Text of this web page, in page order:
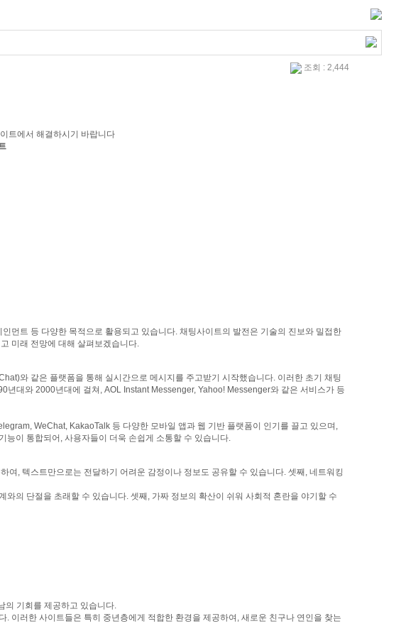
조회 : 2,444
트에서 해결하시기 바랍니다
먼트 등 다양한 목적으로 활용되고 있습니다. 채팅사이트의 발전은 기술의 진보와 밀접한
미래 전망에 대해 살펴보겠습니다.
와 같은 플랫폼을 통해 실시간으로 메시지를 주고받기 시작했습니다. 이러한 초기 채팅
대와 2000년대에 걸쳐, AOL Instant Messenger, Yahoo! Messenger와 같은 서비스가 등
WeChat, KakaoTalk 등 다양한 모바일 앱과 웹 기반 플랫폼이 인기를 끌고 있으며,
이 통합되어, 사용자들이 더욱 손쉽게 소통할 수 있습니다.
, 텍스트만으로는 전달하기 어려운 감정이나 정보도 공유할 수 있습니다. 셋째, 네트워킹
의 단절을 초래할 수 있습니다. 셋째, 가짜 정보의 확산이 쉬워 사회적 혼란을 야기할 수
기회를 제공하고 있습니다.
이러한 사이트들은 특히 중년층에게 적합한 환경을 제공하여, 새로운 친구나 연인을 찾는